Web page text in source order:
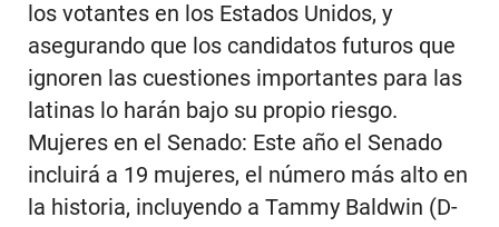
los votantes en los Estados Unidos, y
asegurando que los candidatos futuros que
ignoren las cuestiones importantes para las
latinas lo harán bajo su propio riesgo.
Mujeres en el Senado: Este año el Senado
incluirá a 19 mujeres, el número más alto en
la historia, incluyendo a Tammy Baldwin (D-